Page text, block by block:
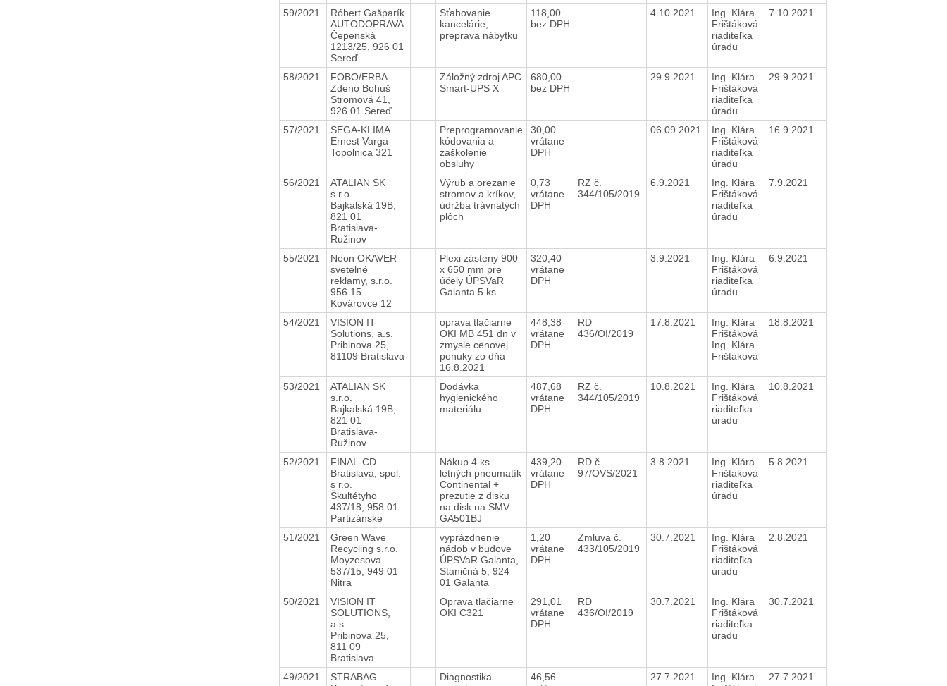
59/2021
Róbert Gašparík
AUTODOPRAVA
Čepenská
1213/25, 926 01
Sereď
Sťahovanie
kancelárie,
preprava nábytku
118,00
bez DPH
4.10.2021
Ing. Klára
Frištáková
riaditeľka
úradu
7.10.2021
58/2021
FOBO/ERBA
Zdeno Bohuš
Stromová 41,
926 01 Sereď
Záložný zdroj APC
Smart-UPS X
680,00
bez DPH
29.9.2021
Ing. Klára
Frištáková
riaditeľka
úradu
29.9.2021
57/2021
SEGA-KLIMA
Ernest Varga
Topolnica 321
Preprogramovanie
kódovania a
zaškolenie
obsluhy
30,00
vrátane
DPH
06.09.2021
Ing. Klára
Frištáková
riaditeľka
úradu
16.9.2021
56/2021
ATALIAN SK
s.r.o.
Bajkalská 19B,
821 01
Bratislava-
Ružinov
Výrub a orezanie
stromov a kríkov,
údržba trávnatých
plôch
0,73
vrátane
DPH
RZ č.
344/105/2019
6.9.2021
Ing. Klára
Frištáková
riaditeľka
úradu
7.9.2021
55/2021
Neon OKAVER
svetelné
reklamy, s.r.o.
956 15
Kovárovce 12
Plexi zásteny 900
x 650 mm pre
účely ÚPSVaR
Galanta 5 ks
320,40
vrátane
DPH
3.9.2021
Ing. Klára
Frištáková
riaditeľka
úradu
6.9.2021
54/2021
VISION IT
Solutions, a.s.
Pribinova 25,
81109 Bratislava
oprava tlačiarne
OKI MB 451 dn v
zmysle cenovej
ponuky zo dňa
16.8.2021
448,38
vrátane
DPH
RD
436/OI/2019
17.8.2021
Ing. Klára
Frištáková
Ing. Klára
Frištáková
18.8.2021
53/2021
ATALIAN SK
s.r.o.
Bajkalská 19B,
821 01
Bratislava-
Ružinov
Dodávka
hygienického
materiálu
487,68
vrátane
DPH
RZ č.
344/105/2019
10.8.2021
Ing. Klára
Frištáková
riaditeľka
úradu
10.8.2021
52/2021
FINAL-CD
Bratislava, spol.
s r.o.
Škultétyho
437/18, 958 01
Partizánske
Nákup 4 ks
letných pneumatík
Continental +
prezutie z disku
na disk na SMV
GA501BJ
439,20
vrátane
DPH
RD č.
97/OVS/2021
3.8.2021
Ing. Klára
Frištáková
riaditeľka
úradu
5.8.2021
51/2021
Green Wave
Recycling s.r.o.
Moyzesova
537/15, 949 01
Nitra
vyprázdnenie
nádob v budove
ÚPSVaR Galanta,
Staničná 5, 924
01 Galanta
1,20
vrátane
DPH
Zmluva č.
433/105/2019
30.7.2021
Ing. Klára
Frištáková
riaditeľka
úradu
2.8.2021
50/2021
VISION IT
SOLUTIONS,
a.s.
Pribinova 25,
811 09
Bratislava
Oprava tlačiarne
OKI C321
291,01
vrátane
DPH
RD
436/OI/2019
30.7.2021
Ing. Klára
Frištáková
riaditeľka
úradu
30.7.2021
49/2021
STRABAG
Diagnostika
46,56
27.7.2021
Ing. Klára
27.7.2021